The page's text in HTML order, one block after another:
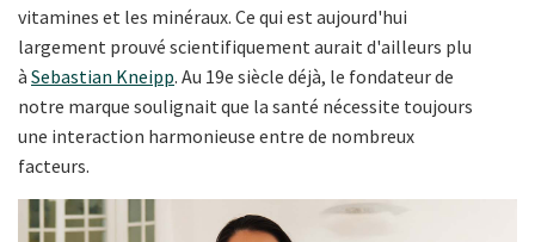
vitamines et les minéraux. Ce qui est aujourd'hui
largement prouvé scientifiquement aurait d'ailleurs plu
à Sebastian Kneipp. Au 19e siècle déjà, le fondateur de
notre marque soulignait que la santé nécessite toujours
une interaction harmonieuse entre de nombreux
facteurs.